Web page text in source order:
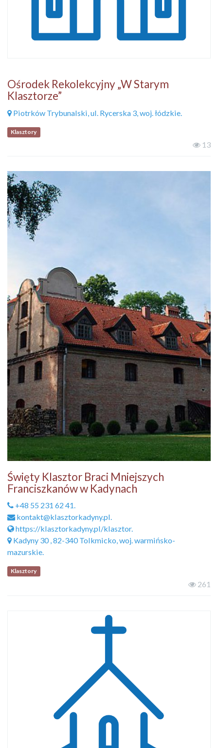
Ośrodek Rekolekcyjny „W Starym
Klasztorze”
Piotrków Trybunalski, ul. Rycerska 3, woj. łódzkie.
Klasztory
13
Święty Klasztor Braci Mniejszych
Franciszkanów w Kadynach
+48 55 231 62 41.
kontakt@klasztorkadyny.pl.
https://klasztorkadyny.pl/klasztor.
Kadyny 30 , 82-340 Tolkmicko, woj. warmińsko-
mazurskie.
Klasztory
261